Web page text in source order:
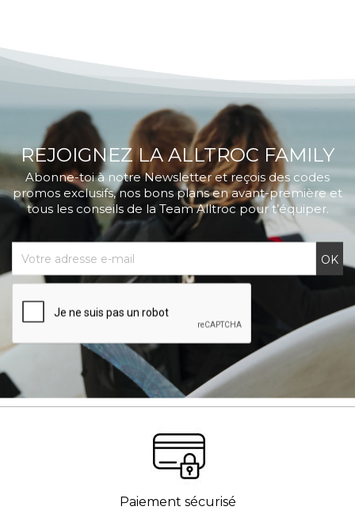
REJOIGNEZ LA ALLTROC FAMILY
Abonne-toi à notre Newsletter et reçois des codes
promos exclusifs, nos bons plans en avant-première et
tous les conseils de la Team Alltroc pour t’équiper.
Paiement sécurisé